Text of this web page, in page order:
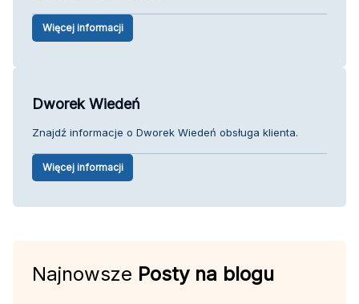
Więcej informacji
Dworek Wiedeń
Znajdź informacje o Dworek Wiedeń obsługa klienta.
Więcej informacji
Najnowsze Posty na blogu